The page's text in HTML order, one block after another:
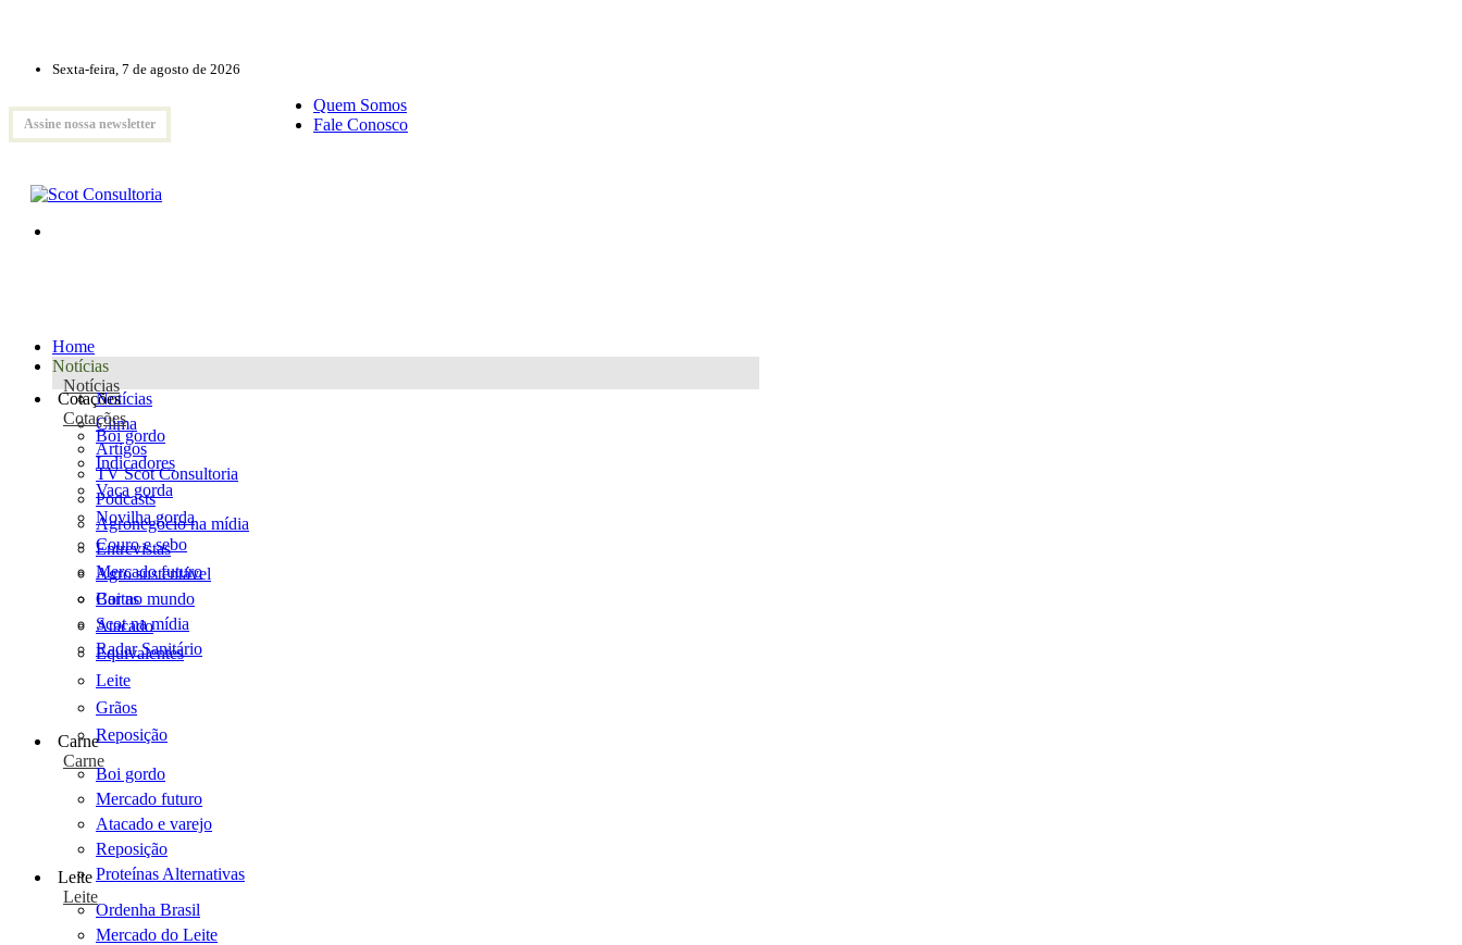
Sexta-feira, 7 de agosto de 2026
Assine nossa newsletter
Quem Somos
Fale Conosco
Home
Notícias
Notícias
Notícias
Clima
Artigos
TV Scot Consultoria
Podcasts
Agronegócio na mídia
Entrevistas
Agro sustentável
Cartas
Scot na mídia
Radar Sanitário
Cotações
Cotações
Boi gordo
Indicadores
Vaca gorda
Novilha gorda
Couro e sebo
Mercado futuro
Boi no mundo
Atacado
Equivalentes
Leite
Grãos
Reposição
Carne
Carne
Boi gordo
Mercado futuro
Atacado e varejo
Reposição
Proteínas Alternativas
Leite
Leite
Ordenha Brasil
Mercado do Leite